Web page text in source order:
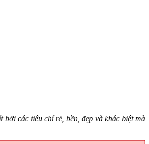
các tiêu chí rẻ, bền, đẹp và khác biệt mà